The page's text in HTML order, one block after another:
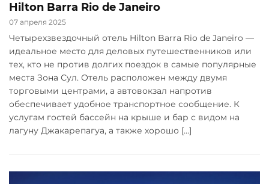
Hilton Barra Rio de Janeiro
07 апреля 2025
Четырехзвездочный отель Hilton Barra Rio de Janeiro —
идеальное место для деловых путешественников или
тех, кто не против долгих поездок в самые популярные
места Зона Сул. Отель расположен между двумя
торговыми центрами, а автовокзал напротив
обеспечивает удобное транспортное сообщение. К
услугам гостей бассейн на крыше и бар с видом на
лагуну Джакарепагуа, а также хорошо […]